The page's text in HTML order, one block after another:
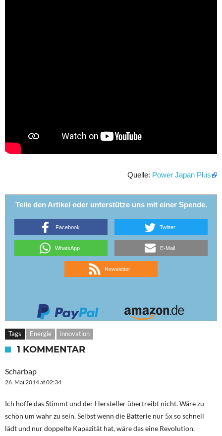
Quelle: Power Japan Plus
Teile den Artikel oder unterstütze uns mit einer Spende.
Facebook Twitter
WhatsApp E-Mail
Newsletter
Tags Energie innovation
1 KOMMENTAR
Scharbap
26. Mai 2014 at 02:34
Ich hoffe das Stimmt und der Hersteller übertreibt nicht. Wäre zu
schön um wahr zu sein. Selbst wenn die Batterie nur 5x so schnell
lädt und nur doppelte Kapazität hat, wäre das eine Revolution.